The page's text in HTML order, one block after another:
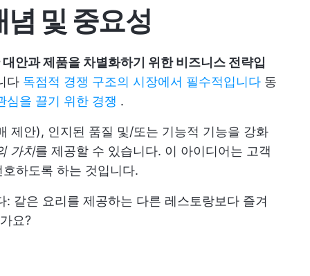
및 중요성
안과 제품을 차별화하기 위한 비즈니스 전략입
다 독점적 경쟁 구조의 시장에서 필수적입니다 동
심을 끌기 위한 경쟁 .
제안), 인지된 품질 및/또는 기능적 기능을 강화
가치를 제공할 수 있습니다. 이 아이디어는 고객
하도록 하는 것입니다.
같은 요리를 제공하는 다른 레스토랑보다 즐겨
요?